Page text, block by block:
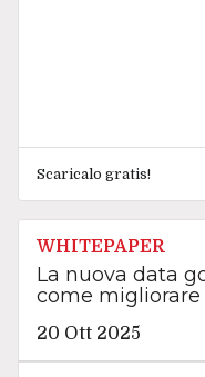
Scaricalo gratis!
WHITEPAPER
La nuova data
come migliorare
20 Ott 2025